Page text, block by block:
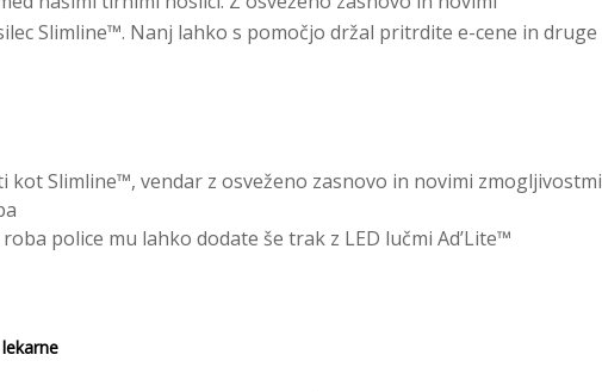
Slimline™. Nanj lahko s pomočjo držal pritrdite e-cene in druge
kot Slimline™, vendar z osveženo zasnovo in novimi zmogljivostmi
police mu lahko dodate še trak z LED lučmi Ad’Lite™